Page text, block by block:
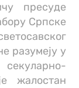
пресуде
Српске
разумеју у
жалостан